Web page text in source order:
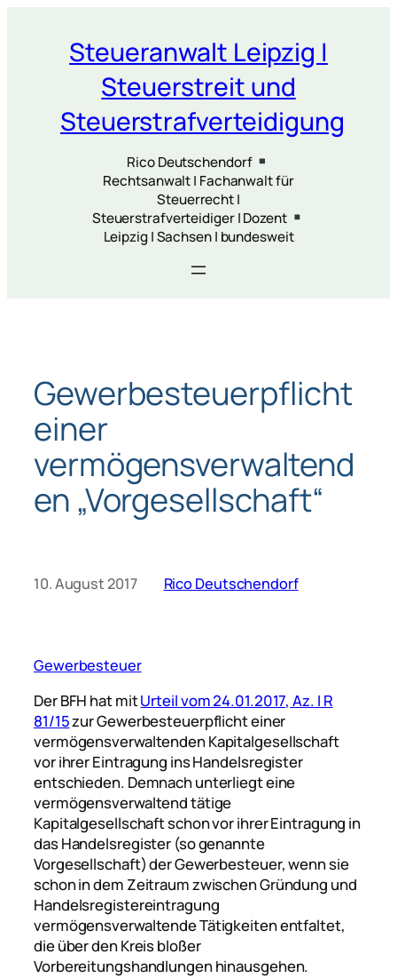
springenSteueranwalt Leipzig |
Steuerstreit und
Steuerstrafverteidigung
Rico Deutschendorf
Rechtsanwalt | Fachanwalt für
Steuerrecht |
Steuerstrafverteidiger | Dozent
Leipzig | Sachsen | bundesweit
Gewerbesteuerpflicht
einer
vermögensverwaltend
en „Vorgesellschaft“
10. August 2017 Rico Deutschendorf
Gewerbesteuer
Der BFH hat mitUrteil vom 24.01.2017, Az. I R
81/15zur Gewerbesteuerpflicht einer
vermögensverwaltenden Kapitalgesellschaft
vor ihrer Eintragung ins Handelsregister
entschieden. Demnach unterliegt eine
vermögensverwaltend tätige
Kapitalgesellschaft schon vor ihrer Eintragung in
das Handelsregister (so genannte
Vorgesellschaft) der Gewerbesteuer, wenn sie
schon in dem Zeitraum zwischen Gründung und
Handelsregistereintragung
vermögensverwaltende Tätigkeiten entfaltet,
die über den Kreis bloßer
Vorbereitungshandlungen hinausgehen.